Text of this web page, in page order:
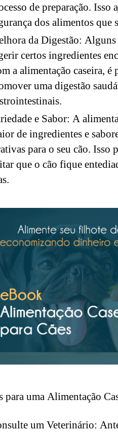
de preparação. Isso
dos alimentos que
da Digestão:
certos ingredientes
a alimentação caseira, é
uma digestão
e Sabor: A
de ingredientes e
para o seu cão. Isso
que o cão fique
para uma Alimentação
um Veterinário: